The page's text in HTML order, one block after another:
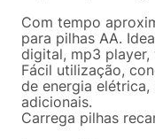
Com tempo
para pilhas AA.
digital, mp3
Fácil utilização,
de energia
adicionais.
Carrega pilhas